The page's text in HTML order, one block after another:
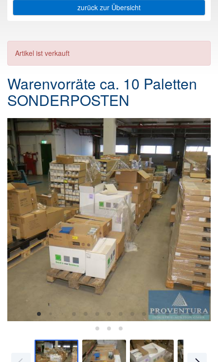
zurück zur Übersicht
Artikel ist verkauft
Warenvorräte ca. 10 Paletten
SONDERPOSTEN